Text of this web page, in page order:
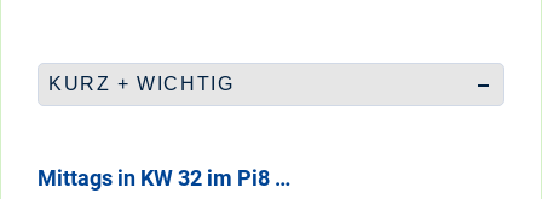
KURZ + WICHTIG
Mittags in KW 32 im Pi8 …